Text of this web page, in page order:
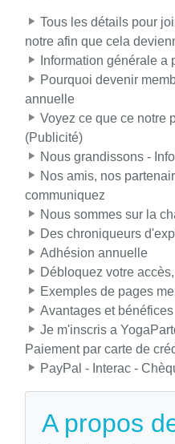
Tous les détails pour
notre afin que cela
Information générale a
Pourquoi devenir
annuelle
Voyez ce que ce notre
(Publicité)
Nous grandissons -
Nos amis, nos
communiquez
Nous sommes sur la
Des chroniqueurs
Adhésion annuelle
Débloquez votre
Exemples de pages
Avantages et bénéfices
Je m'inscris a
Paiement par carte de
PayPal - Interac -
A propos